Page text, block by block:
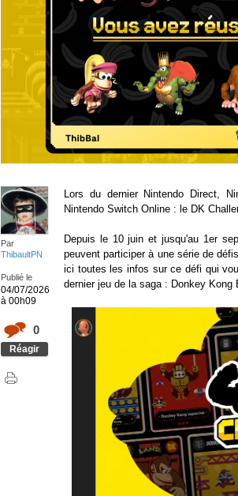
Par
ThibaultPN
Publié le
04/07/2026
à 00h09
0
Réagir
Lors du dernier Nintendo Direct,
Nintendo Switch Online : le DK
Depuis le 10 juin et jusqu'au 1er
peuvent participer à une série de
ici toutes les infos sur ce défi qui
dernier jeu de la saga : Donkey Kong